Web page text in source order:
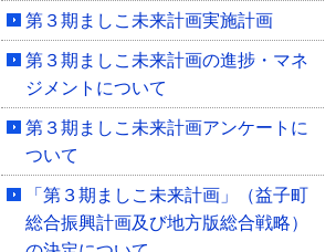
第３期ましこ未来計画実施計画
第３期ましこ未来計画の進捗・マネ
ジメントについて
第３期ましこ未来計画アンケートに
ついて
「第３期ましこ未来計画」（益子町
総合振興計画及び地方版総合戦略）